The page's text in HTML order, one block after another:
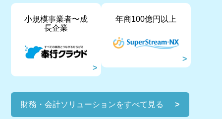
小規模事業者〜成
長企業
年商100億円以上
財務・会計ソリューションをすべて見る